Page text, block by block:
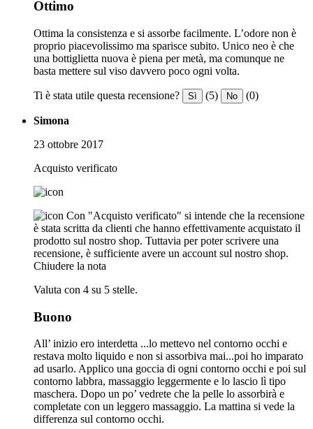
Ottimo
Ottima la consistenza e si assorbe facilmente. L’odore non è
proprio piacevolissimo ma sparisce subito. Unico neo è che
una bottiglietta nuova è piena per metà, ma comunque ne
basta mettere sul viso davvero poco ogni volta.
Ti è stata utile questa recensione? Sì (5) No (0)
Simona
23 ottobre 2017
Acquisto verificato
Con "Acquisto verificato" si intende che la recensione
è stata scritta da clienti che hanno effettivamente acquistato il
prodotto sul nostro shop. Tuttavia per poter scrivere una
recensione, è sufficiente avere un account sul nostro shop.
Chiudere la nota
Valuta con 4 su 5 stelle.
Buono
All’ inizio ero interdetta ...lo mettevo nel contorno occhi e
restava molto liquido e non si assorbiva mai...poi ho imparato
ad usarlo. Applico una goccia di ogni contorno occhi e poi sul
contorno labbra, massaggio leggermente e lo lascio lì tipo
maschera. Dopo un po’ vedrete che la pelle lo assorbirà e
completate con un leggero massaggio. La mattina si vede la
differenza sul contorno occhi.